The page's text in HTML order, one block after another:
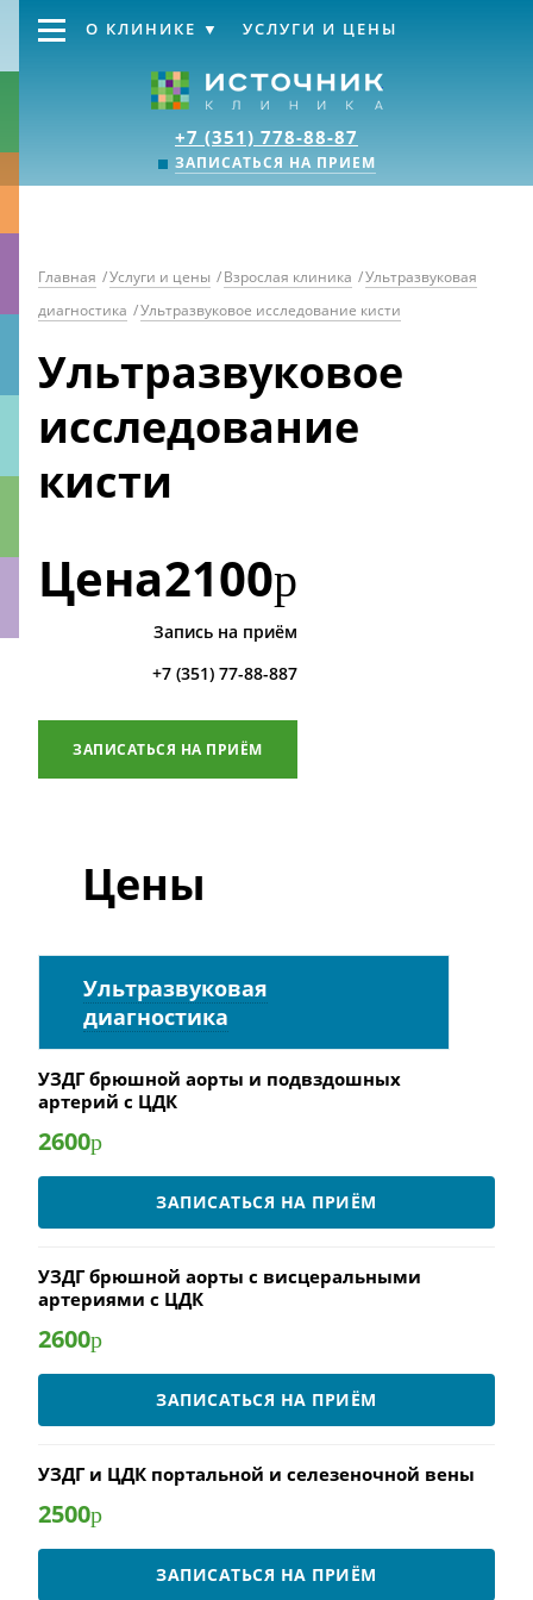
Клиника
+7 (351) 778-88-87
ЗАПИСАТЬСЯ НА ПРИЕМ
О КЛИНИКЕ УСЛУГИ И ЦЕНЫ
Главная /Услуги и цены /Взрослая клиника /Ультразвуковая
диагностика /Ультразвуковое исследование кисти
Ультразвуковое
исследование
кисти
Цена2100р
Запись на приём
+7 (351) 77-88-887
ЗАПИСАТЬСЯ НА ПРИЁМ
Цены
Ультразвуковая
диагностика
УЗДГ брюшной аорты и подвздошных
артерий с ЦДК
2600р
ЗАПИСАТЬСЯ НА ПРИЁМ
УЗДГ брюшной аорты с висцеральными
артериями с ЦДК
2600р
ЗАПИСАТЬСЯ НА ПРИЁМ
УЗДГ и ЦДК портальной и селезеночной вены
2500р
ЗАПИСАТЬСЯ НА ПРИЁМ